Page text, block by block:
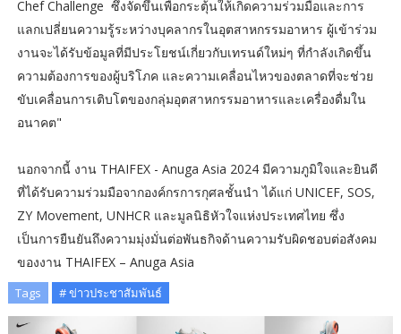
Chef Challenge ซึ่งจัดขึ้นเพื่อกระตุ้นให้เกิดความร่วมมือและการ
แลกเปลี่ยนความรู้ระหว่างบุคลากรในอุตสาหกรรมอาหาร ผู้เข้าร่วม
งานจะได้รับข้อมูลที่มีประโยชน์เกี่ยวกับเทรนด์ใหม่ๆ ที่กำลังเกิดขึ้น
ความต้องการของผู้บริโภค และความเคลื่อนไหวของตลาดที่จะช่วย
ขับเคลื่อนการเติบโตของกลุ่มอุตสาหกรรมอาหารและเครื่องดื่มใน
อนาคต"
นอกจากนี้ งาน THAIFEX - Anuga Asia 2024 มีความภูมิใจและยินดี
ที่ได้รับความร่วมมือจากองค์กรการกุศลชั้นนำ ได้แก่ UNICEF, SOS,
ZY Movement, UNHCR และมูลนิธิหัวใจแห่งประเทศไทย ซึ่ง
เป็นการยืนยันถึงความมุ่งมั่นต่อพันธกิจด้านความรับผิดชอบต่อสังคม
ของงาน THAIFEX – Anuga Asia
Tags # ข่าวประชาสัมพันธ์